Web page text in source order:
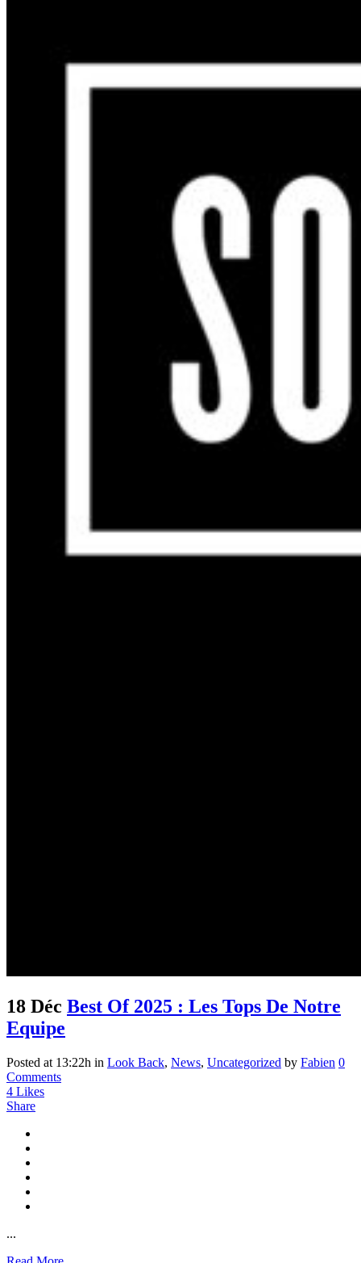
18 Déc Best Of 2025 : Les Tops De Notre
Equipe
Posted at 13:22h in Look Back, News, Uncategorized by Fabien 0
Comments
4 Likes
Share
...